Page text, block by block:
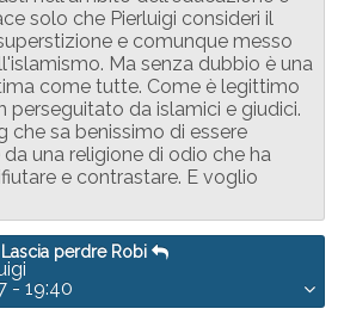
solo che Pierluigi consideri il
e comunque messo
Ma senza dubbio è una
come tutte. Come è legittimo
perseguitato da islamici e giudici.
che sa benissimo di essere
una religione di odio che ha
e contrastare. E voglio
Lascia perdre Robi
- 19:40